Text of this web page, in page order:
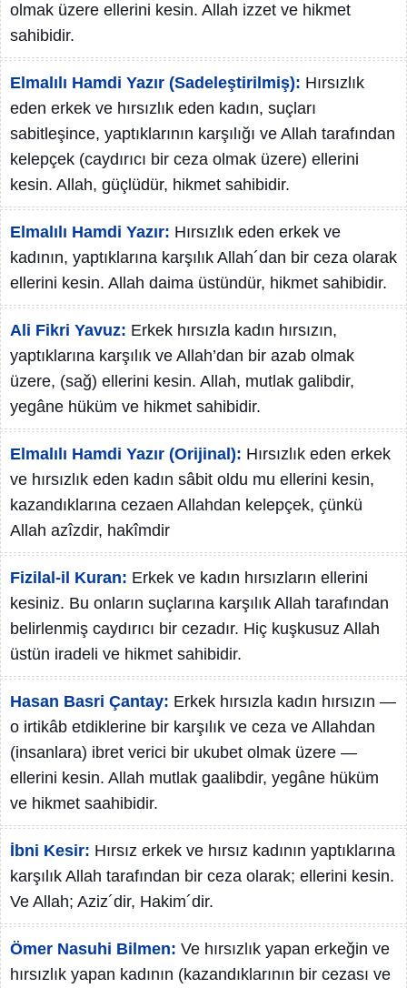
olmak üzere ellerini kesin. Allah izzet ve hikmet
sahibidir.
Elmalılı Hamdi Yazır (Sadeleştirilmiş): Hırsızlık
eden erkek ve hırsızlık eden kadın, suçları
sabitleşince, yaptıklarının karşılığı ve Allah tarafından
kelepçek (caydırıcı bir ceza olmak üzere) ellerini
kesin. Allah, güçlüdür, hikmet sahibidir.
Elmalılı Hamdi Yazır: Hırsızlık eden erkek ve
kadının, yaptıklarına karşılık Allah´dan bir ceza olarak
ellerini kesin. Allah daima üstündür, hikmet sahibidir.
Ali Fikri Yavuz: Erkek hırsızla kadın hırsızın,
yaptıklarına karşılık ve Allah’dan bir azab olmak
üzere, (sağ) ellerini kesin. Allah, mutlak galibdir,
yegâne hüküm ve hikmet sahibidir.
Elmalılı Hamdi Yazır (Orijinal): Hırsızlık eden erkek
ve hırsızlık eden kadın sâbit oldu mu ellerini kesin,
kazandıklarına cezaen Allahdan kelepçek, çünkü
Allah azîzdir, hakîmdir
Fizilal-il Kuran: Erkek ve kadın hırsızların ellerini
kesiniz. Bu onların suçlarına karşılık Allah tarafından
belirlenmiş caydırıcı bir cezadır. Hiç kuşkusuz Allah
üstün iradeli ve hikmet sahibidir.
Hasan Basri Çantay: Erkek hırsızla kadın hırsızın —
o irtikâb etdiklerine bir karşılık ve ceza ve Allahdan
(insanlara) ibret verici bir ukubet olmak üzere —
ellerini kesin. Allah mutlak gaalibdir, yegâne hüküm
ve hikmet saahibidir.
İbni Kesir: Hırsız erkek ve hırsız kadının yaptıklarına
karşılık Allah tarafından bir ceza olarak; ellerini kesin.
Ve Allah; Aziz´dir, Hakim´dir.
Ömer Nasuhi Bilmen: Ve hırsızlık yapan erkeğin ve
hırsızlık yapan kadının (kazandıklarının bir cezası ve